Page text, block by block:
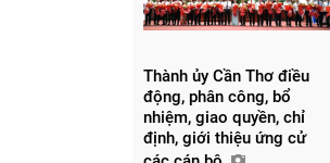
Thành ủy Cần Thơ điều
động, phân công, bổ
nhiệm, giao quyền, chỉ
định, giới thiệu ứng cử